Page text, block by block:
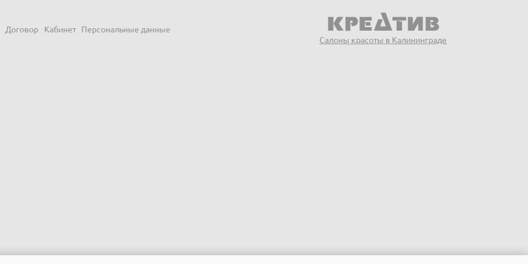
Договор Кабинет Персональные данные
Салоны красоты в Калининграде